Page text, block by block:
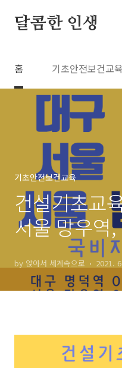
달콤한 인생
홈 기초안전보건교육
기초안전보건교육
건설기초교
서울 망우역
에 있습니다.
by 앉아서 세계속으로 2021.